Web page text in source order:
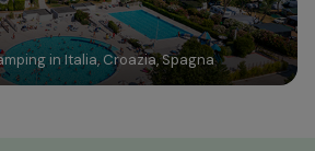
in Italia, Croazia, Spagna